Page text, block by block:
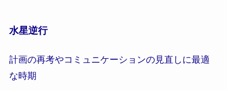
水星逆行
計画の再考やコミュニケーションの見直しに最適
な時期